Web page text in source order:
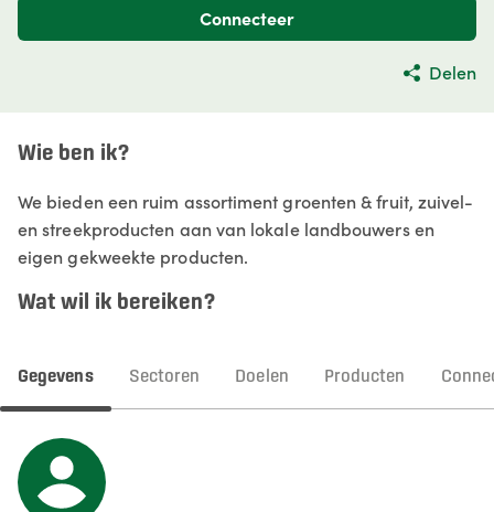
Connecteer
Delen
Wie ben ik?
We bieden een ruim assortiment groenten & fruit, zuivel-
en streekproducten aan van lokale landbouwers en
eigen gekweekte producten.
Wat wil ik bereiken?
Gegevens Sectoren Doelen Producten